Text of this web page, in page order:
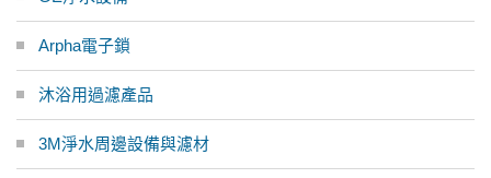
Arpha電子鎖
沐浴用過濾產品
3M淨水周邊設備與濾材